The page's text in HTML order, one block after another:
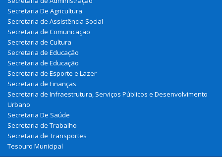
Secretaria De Agricultura
Secretaria de Assistência Social
Secretaria de Comunicação
Secretaria de Cultura
Secretaria de Educação
Secretaria de Educação
Secretaria de Esporte e Lazer
Secretaria de Finanças
Secretaria de Infraestrutura, Serviços Públicos e Desenvolvimento
Urbano
Secretaria De Saúde
Secretaria de Trabalho
Secretaria de Transportes
Tesouro Municipal